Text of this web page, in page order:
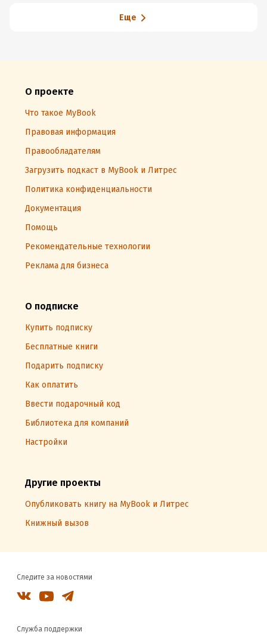
Еще
О проекте
Что такое MyBook
Правовая информация
Правообладателям
Загрузить подкаст в MyBook и Литрес
Политика конфиденциальности
Документация
Помощь
Рекомендательные технологии
Реклама для бизнеса
О подписке
Купить подписку
Бесплатные книги
Подарить подписку
Как оплатить
Ввести подарочный код
Библиотека для компаний
Настройки
Другие проекты
Опубликовать книгу на MyBook и Литрес
Книжный вызов
Следите за новостями
Служба поддержки